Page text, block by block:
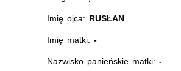
Imię ojca: RUSŁAN
Imię matki:-
Nazwisko panieńskie matki:-